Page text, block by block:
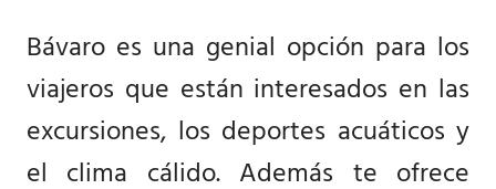
Bávaro es una genial opción para los
viajeros que están interesados en las
excursiones, los deportes acuáticos y
el clima cálido. Además te ofrece